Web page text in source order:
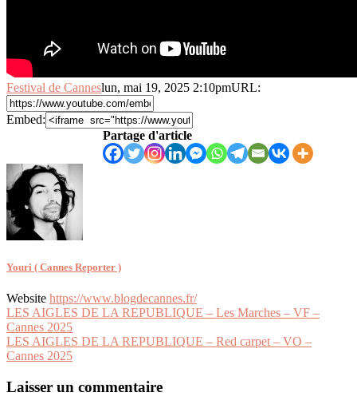
Festival de Canneslun, mai 19, 2025 2:10pmURL:
Embed:
Partage d'article
Youri ( Cannes Reporter )
Website https://www.blogdecannes.fr/
Navigation
de
l’article
LES AIGLES DE LA REPUBLIQUE – Les Marches – VF –
Cannes 2025
LES AIGLES DE LA REPUBLIQUE – Red carpet – VO –
Cannes 2025
Laisser un commentaire